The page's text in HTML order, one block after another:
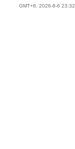
GMT+8, 2026-8-6 23:32